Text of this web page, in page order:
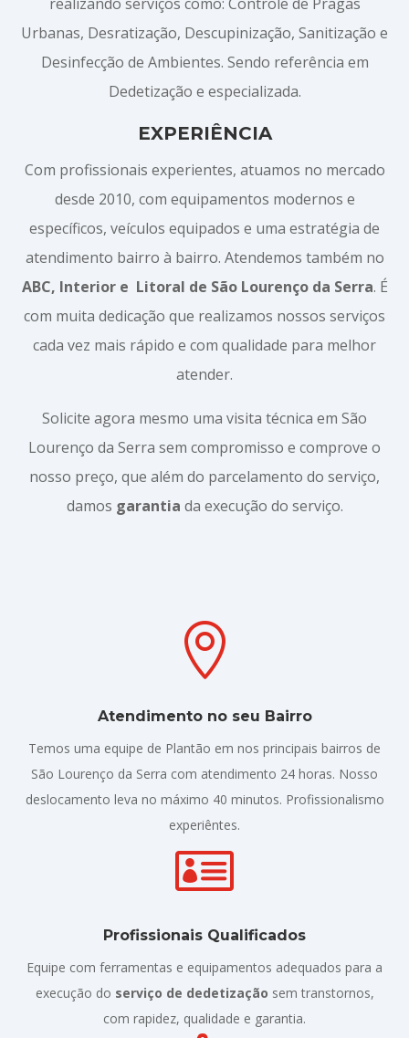
Urbanas, Desratização, Descupinização, Sanitização e
Desinfecção de Ambientes. Sendo referência em
Dedetização e especializada.
EXPERIÊNCIA
Com profissionais experientes, atuamos no mercado
desde 2010, com equipamentos modernos e
específicos, veículos equipados e uma estratégia de
atendimento bairro à bairro. Atendemos também no
ABC, Interior e Litoral de São Lourenço da Serra. É
com muita dedicação que realizamos nossos serviços
cada vez mais rápido e com qualidade para melhor
atender.
Solicite agora mesmo uma visita técnica em São
Lourenço da Serra sem compromisso e comprove o
nosso preço, que além do parcelamento do serviço,
damos garantia da execução do serviço.

Atendimento no seu Bairro
Temos uma equipe de Plantão em nos principais bairros de
São Lourenço da Serra com atendimento 24 horas. Nosso
deslocamento leva no máximo 40 minutos. Profissionalismo
experiêntes.

Profissionais Qualificados
Equipe com ferramentas e equipamentos adequados para a
execução do serviço de dedetização sem transtornos,
com rapidez, qualidade e garantia.